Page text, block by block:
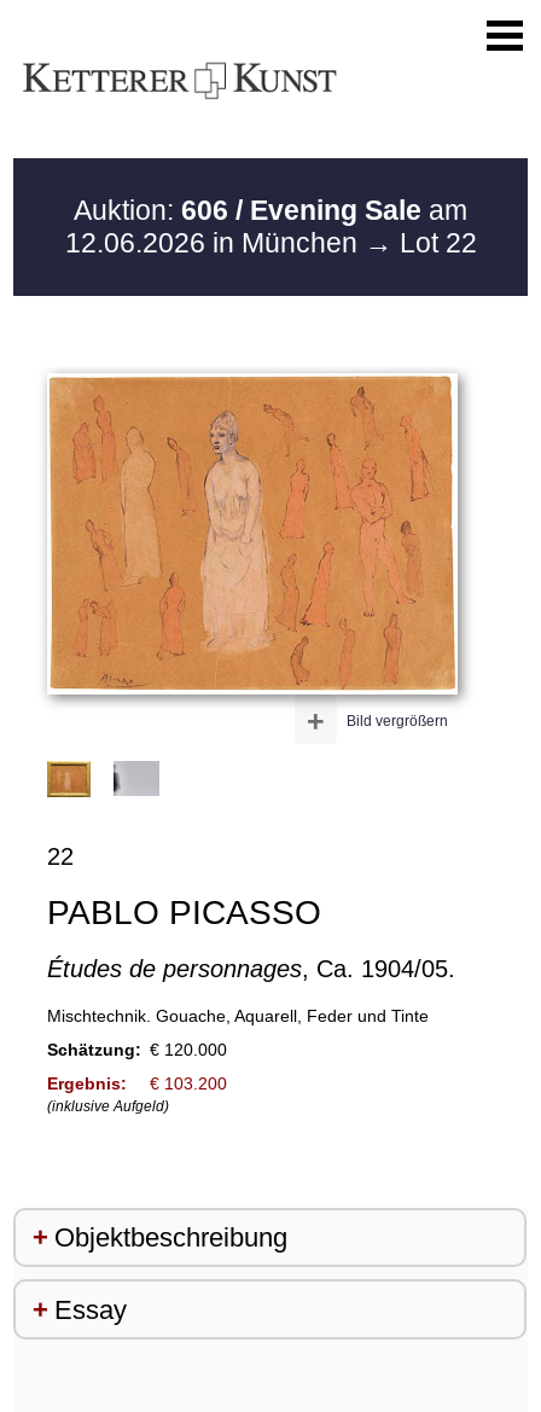
Auktion: 606 / Evening Sale am
12.06.2026 in München → Lot 22
Bild vergrößern
+
22
PABLO PICASSO
Études de personnages, Ca. 1904/05.
Mischtechnik. Gouache, Aquarell, Feder und Tinte
Schätzung: € 120.000
Ergebnis:
€ 103.200
(inklusive Aufgeld)
Objektbeschreibung
Essay